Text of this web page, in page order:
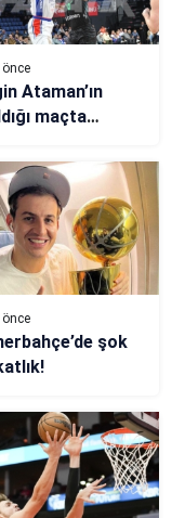
önce
Ataman’ın
maçta
önce
şok